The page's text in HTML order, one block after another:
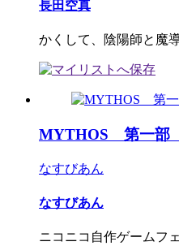
長田空真
かくして、陰陽師と魔
MYTHOS 第一部
なすびあん
なすびあん
ニコニコ自作ゲームフ